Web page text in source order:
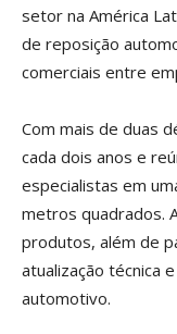
setor na América
de reposição
comerciais entre
Com mais de duas
cada dois anos e
especialistas em
metros quadrados.
produtos, além de
atualização técnica
automotivo.